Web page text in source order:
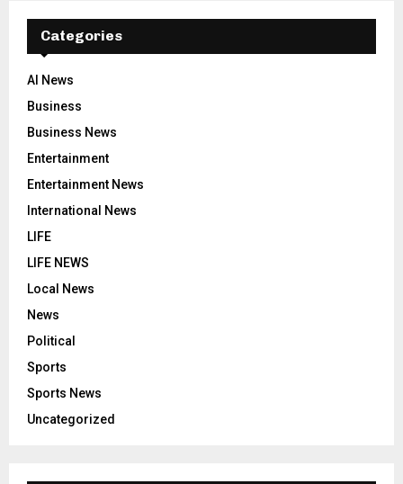
Categories
AI News
Business
Business News
Entertainment
Entertainment News
International News
LIFE
LIFE NEWS
Local News
News
Political
Sports
Sports News
Uncategorized